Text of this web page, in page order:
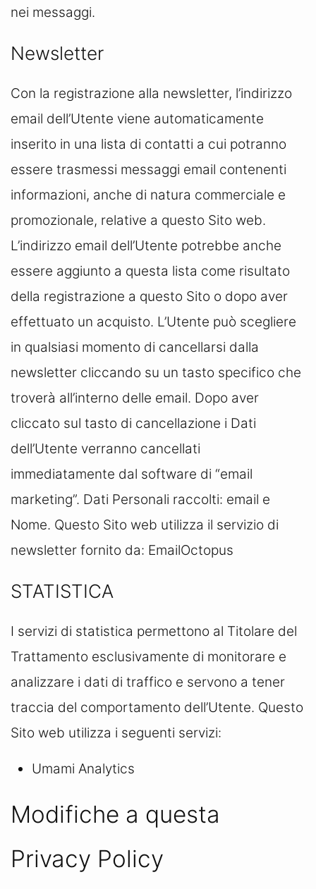
nei messaggi.
Newsletter
Con la registrazione alla newsletter, l’indirizzo
email dell’Utente viene automaticamente
inserito in una lista di contatti a cui potranno
essere trasmessi messaggi email contenenti
informazioni, anche di natura commerciale e
promozionale, relative a questo Sito web.
L’indirizzo email dell’Utente potrebbe anche
essere aggiunto a questa lista come risultato
della registrazione a questo Sito o dopo aver
effettuato un acquisto. L’Utente può scegliere
in qualsiasi momento di cancellarsi dalla
newsletter cliccando su un tasto specifico che
troverà all’interno delle email. Dopo aver
cliccato sul tasto di cancellazione i Dati
dell’Utente verranno cancellati
immediatamente dal software di “email
marketing”. Dati Personali raccolti: email e
Nome. Questo Sito web utilizza il servizio di
newsletter fornito da: EmailOctopus
STATISTICA
I servizi di statistica permettono al Titolare del
Trattamento esclusivamente di monitorare e
analizzare i dati di traffico e servono a tener
traccia del comportamento dell’Utente. Questo
Sito web utilizza i seguenti servizi:
Umami Analytics
Modifiche a questa
Privacy Policy